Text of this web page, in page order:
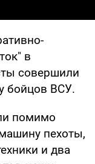
в
совершили
бойцов ВСУ.
помимо
пехоты,
и два